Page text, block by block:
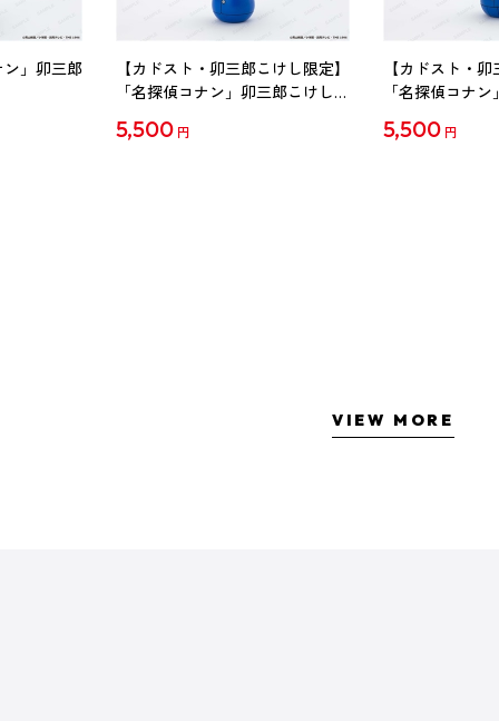
」卯三郎
【カドスト・卯三郎こけし限定】
「名探偵コナン」卯三郎こけし
5,500 円
【カドスト・
「名探偵コナ
5,500 円
VIEW MORE